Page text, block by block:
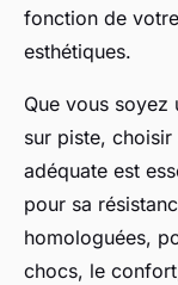
fonction de
esthétiques.
Que vous soyez
sur piste, choisir
adéquate est
pour sa
homologuées,
chocs, le